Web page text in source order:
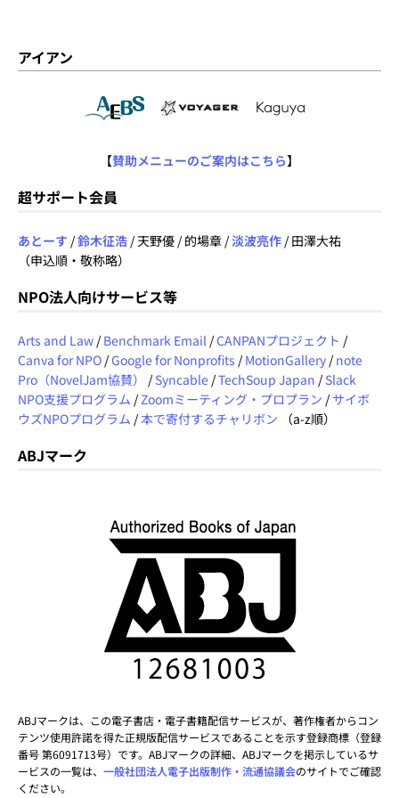
アイアン
【賛助メニューのご案内はこちら】
超サポート会員
あとーす /鈴木征浩 / 天野優 / 的場章 /淡波亮作 / 田澤大祐
（申込順・敬称略）
NPO法人向けサービス等
Arts and Law / Benchmark Email /CANPANプロジェクト /
Canva for NPO /Google for Nonprofits / MotionGallery / note
Pro（NovelJam協賛）
/ Syncable /TechSoup Japan / Slack
NPO支援プログラム / Zoomミーティング・プロプラン / サイボ
ウズNPOプログラム /本で寄付するチャリボン （a-z順）
ABJマーク
ABJマークは、この電子書店・電子書籍配信サービスが、著作権者からコン
テンツ使用許諾を得た正規版配信サービスであることを示す登録商標（登録
番号 第6091713号）です。ABJマークの詳細、ABJマークを掲示しているサ
ービスの一覧は、 一般社団法人電子出版制作・流通協議会のサイトでご確認
ください。